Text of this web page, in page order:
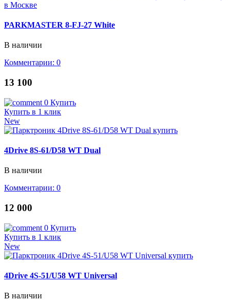
PARKMASTER 8-FJ-27 White
В наличии
Комментарии: 0
13 100
0 Купить
Купить в 1 клик
New
4Drive 8S-61/D58 WT Dual
В наличии
Комментарии: 0
12 000
0 Купить
Купить в 1 клик
New
4Drive 4S-51/U58 WT Universal
В наличии